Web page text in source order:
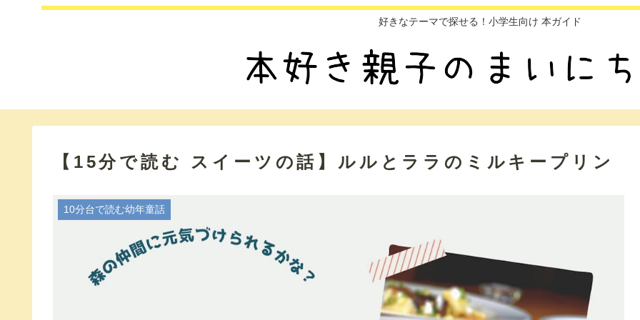
好きなテーマで探せる！小学生向け 本ガイド
【15分で読む スイーツの話】ルルとララのミルキープリン
10分台で読む幼年童話